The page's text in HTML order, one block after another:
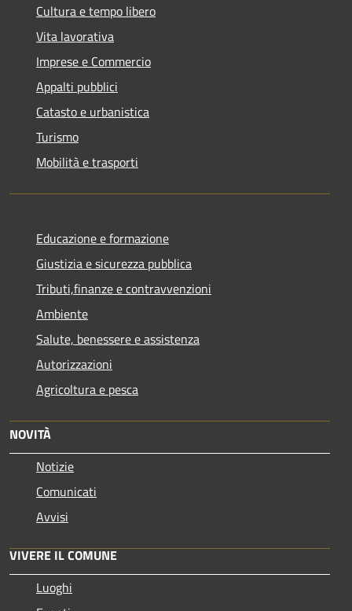
Cultura e tempo libero
Vita lavorativa
Imprese e Commercio
Appalti pubblici
Catasto e urbanistica
Turismo
Mobilità e trasporti
Educazione e formazione
Giustizia e sicurezza pubblica
Tributi,finanze e contravvenzioni
Ambiente
Salute, benessere e assistenza
Autorizzazioni
Agricoltura e pesca
NOVITÀ
Notizie
Comunicati
Avvisi
VIVERE IL COMUNE
Luoghi